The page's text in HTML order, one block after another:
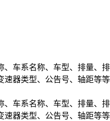
、车系名称、车型、排量、排
速器类型、公告号、轴距等等
、车系名称、车型、排量、排
速器类型、公告号、轴距等等